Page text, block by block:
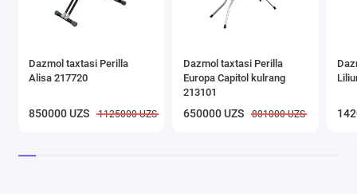
Dazmol taxtasi Perilla
Alisa 217720
850000 UZS 1125000 UZS
Dazmol taxtasi Perilla
Europa Capitol kulrang
213101
650000 UZS 801000 UZS